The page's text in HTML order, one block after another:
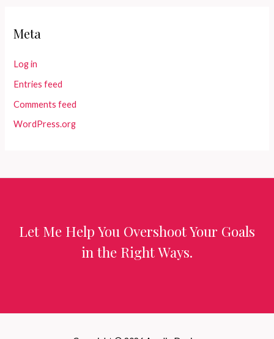
Meta
Log in
Entries feed
Comments feed
WordPress.org
Let Me Help You Overshoot Your Goals
in the Right Ways.